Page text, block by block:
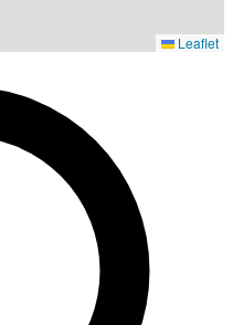
Leaflet